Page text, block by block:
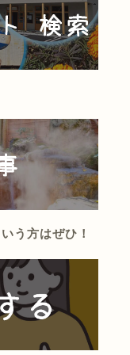
う方はぜひ！